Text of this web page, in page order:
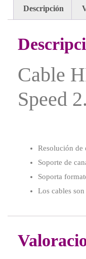
Descripción
Cable
Speed
Resolución
Soporte de
Soporta
Los cables